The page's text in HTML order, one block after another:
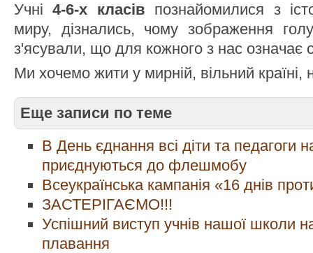
Учні4-6-х класів познайомилися з
миру, дізнались, чому зображення
з'ясували, що для кожного з нас означає
Ми хочемо жити у мирній, вільний країні,
Еще записи по теме
В День єднання всі діти та педагоги
приєднуються до флешмобу
Всеукраїнська кампанія «16 днів
ЗАСТЕРІГАЄМО!!!
Успішний виступ учнів нашої школи
плавання